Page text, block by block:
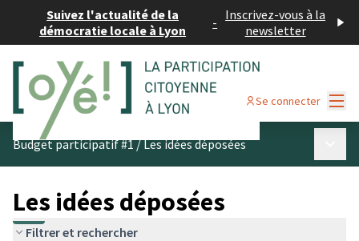
Suivez l'actualité de la
démocratie locale à Lyon
- Inscrivez-vous à la
newsletter
Se connecter
Budget participatif #1/Les idées déposées
Les idées déposées
Filtrer et rechercher